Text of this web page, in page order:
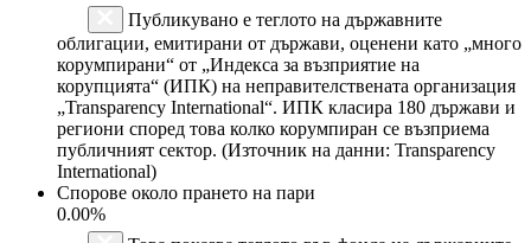
Публикувано е теглото на държавните
облигации, емитирани от държави, оценени като „много
корумпирани“ от „Индекса за възприятие на
корупцията“ (ИПК) на неправителствената организация
„Transparency International“. ИПК класира 180 държави и
региони според това колко корумпиран се възприема
публичният сектор. (Източник на данни: Transparency
International)
Спорове около прането на пари
0.00%